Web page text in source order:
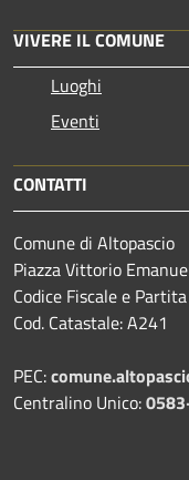
VIVERE IL COMUNE
Luoghi
Eventi
CONTATTI
Comune di Altopascio
Piazza Vittorio
Codice Fiscale e
Cod. Catastale: A241
PEC:
Centralino Unico: